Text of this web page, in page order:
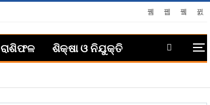
ରାଶିଫଳ ଶିକ୍ଷା ଓ ନିଯୁକ୍ତି